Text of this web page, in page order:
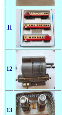
11
12
13